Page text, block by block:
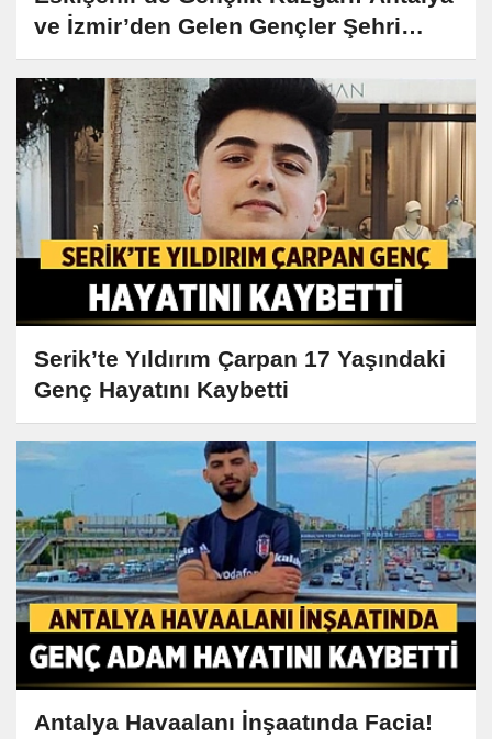
ve İzmir’den Gelen Gençler Şehri
Keşfetti!
Serik’te Yıldırım Çarpan 17 Yaşındaki
Genç Hayatını Kaybetti
Antalya Havaalanı İnşaatında Facia!